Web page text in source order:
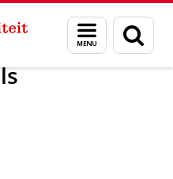
Menu
en
zoeken